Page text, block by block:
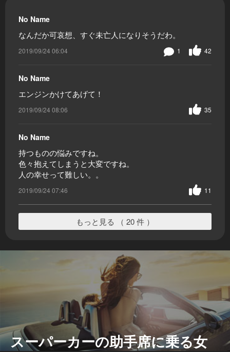
No Name
なんだか可哀想、すぐ未亡人になりそうだわ。
2019/09/24 06:04 42
1
No Name
エンジンかけてあげて！
2019/09/24 08:06 35
No Name
持つものの悩みですね。
色々抱えてしまうと大変ですね。
人の幸せって難しい。。
2019/09/24 07:46 11
もっと見る （ 20 件 ）
スーパーカーの助手席に乗る女